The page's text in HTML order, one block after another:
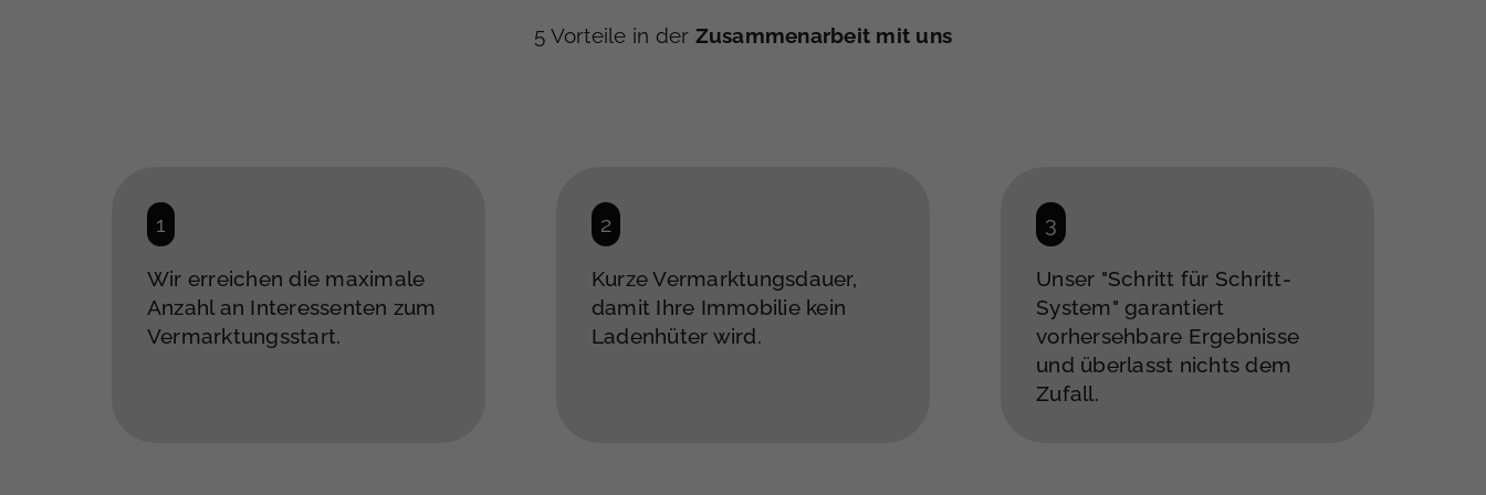
5 Vorteile in der Zusammenarbeit mit uns
Wir erreichen die maximale
Anzahl an Interessenten zum
Vermarktungsstart.
Kurze Vermarktungsdauer,
damit Ihre Immobilie kein
Ladenhüter wird.
Unser "Schritt für Schritt-
System" garantiert
vorhersehbare Ergebnisse
und überlasst nichts dem
Zufall.